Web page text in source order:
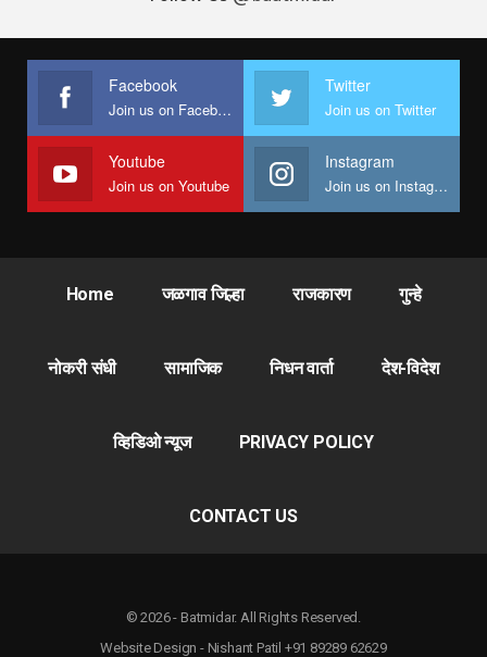
Facebook
Join us on Facebook
Twitter
Join us on Twitter
Youtube
Join us on Youtube
Instagram
Join us on Instagram
Home जळगाव जिल्हा राजकारण गुन्हे
नोकरी संधी सामाजिक निधन वार्ता देश-विदेश
व्हिडिओ न्यूज PRIVACY POLICY
CONTACT US
© 2026 - Batmidar. All Rights Reserved.
Website Design - Nishant Patil +91 89289 62629